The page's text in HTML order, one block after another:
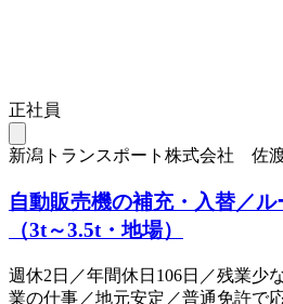
正社員
新潟トランスポート株式会社 佐
自動販売機の補充・入替／
（3t～3.5t・地場）
週休2日／年間休日106日／残業少
業の仕事／地元安定／普通免許で